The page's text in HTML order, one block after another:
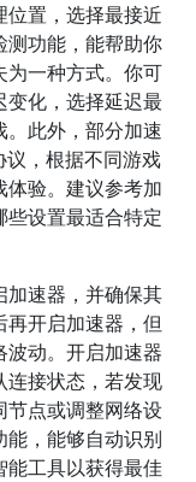
置，选择最接近
测功能，能帮助你
为一种方式。你可
变化，选择延迟最
此外，部分加速
议，根据不同游戏
体验。建议参考加
设置最适合特定
加速器，并确保其
开启加速器，但
波动。开启加速器
连接状态，若发现
节点或调整网络设
，能够自动识别
能工具以获得最佳